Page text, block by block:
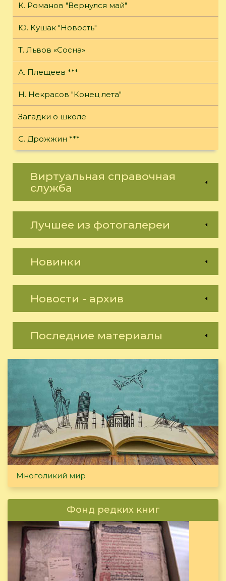
К. Романов "Вернулся май"
Ю. Кушак "Новость"
Т. Львов «Сосна»
А. Плещеев ***
Н. Некрасов "Конец лета"
Загадки о школе
С. Дрожжин ***
Виртуальная справочная
служба
Лучшее из фотогалереи
Новинки
Новости - архив
Последние материалы
Многоликий мир
Фонд редких книг